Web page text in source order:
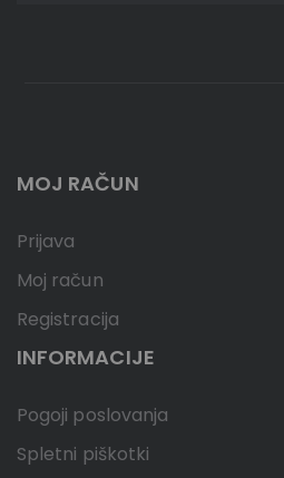
MOJ RAČUN
Prijava
Moj račun
Registracija
INFORMACIJE
Pogoji poslovanja
Spletni piškotki